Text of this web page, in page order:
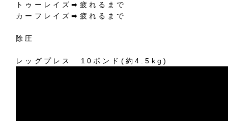
トゥーレイズ➡︎疲れるまで
カーフレイズ➡︎疲れるまで
除圧
レッグプレス 10ポンド(約4.5kg)